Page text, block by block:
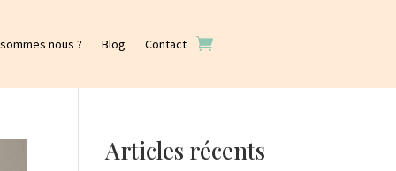
nous ? Blog Contact
Articles récents